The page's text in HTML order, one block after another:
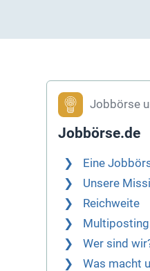
Jobbörse
Jobbörse.de
Eine
Unsere
Reichweite
Wer sind
Was macht